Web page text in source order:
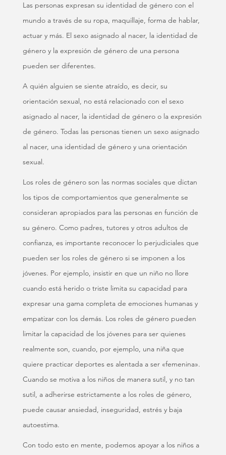
Las personas expresan su identidad de género con el
mundo a través de su ropa, maquillaje, forma de hablar,
actuar y más. El sexo asignado al nacer, la identidad de
género y la expresión de género de una persona
pueden ser diferentes.
A quién alguien se siente atraído, es decir, su
orientación sexual, no está relacionado con el sexo
asignado al nacer, la identidad de género o la expresión
de género. Todas las personas tienen un sexo asignado
al nacer, una identidad de género y una orientación
sexual.
Los roles de género son las normas sociales que dictan
los tipos de comportamientos que generalmente se
consideran apropiados para las personas en función de
su género. Como padres, tutores y otros adultos de
confianza, es importante reconocer lo perjudiciales que
pueden ser los roles de género si se imponen a los
jóvenes. Por ejemplo, insistir en que un niño no llore
cuando está herido o triste limita su capacidad para
expresar una gama completa de emociones humanas y
empatizar con los demás. Los roles de género pueden
limitar la capacidad de los jóvenes para ser quienes
realmente son, cuando, por ejemplo, una niña que
quiere practicar deportes es alentada a ser «femenina».
Cuando se motiva a los niños de manera sutil, y no tan
sutil, a adherirse estrictamente a los roles de género,
puede causar ansiedad, inseguridad, estrés y baja
autoestima.
Con todo esto en mente, podemos apoyar a los niños a